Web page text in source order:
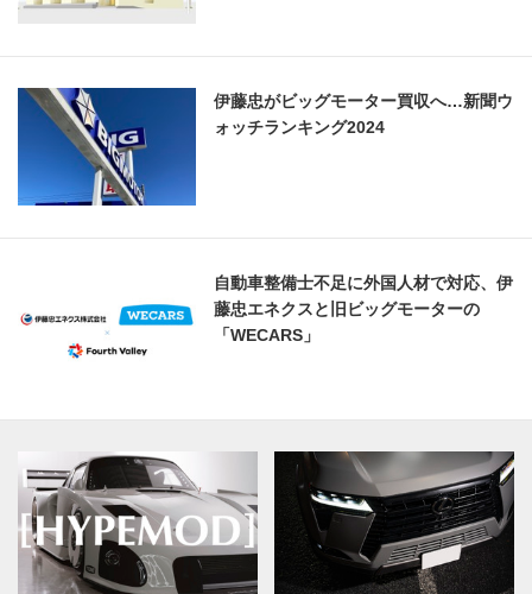
伊藤忠がビッグモーター買収へ…新聞ウ
ォッチランキング2024
自動車整備士不足に外国人材で対応、伊
藤忠エネクスと旧ビッグモーターの
「WECARS」